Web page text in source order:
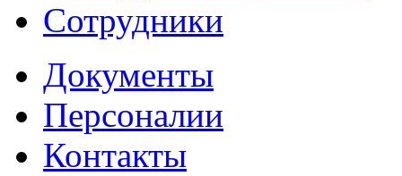
Сотрудники
Документы
Персоналии
Контакты